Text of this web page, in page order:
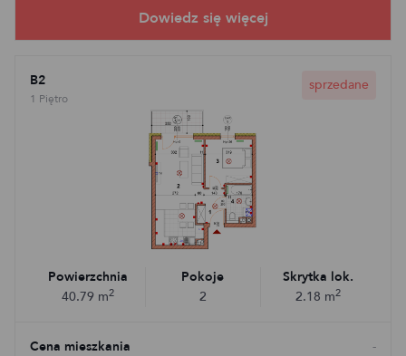
B2
1 Piętro
sprzedane
Powierzchnia
40.79 m2
Pokoje
2
Skrytka lok.
2.18 m2
Cena mieszkania -